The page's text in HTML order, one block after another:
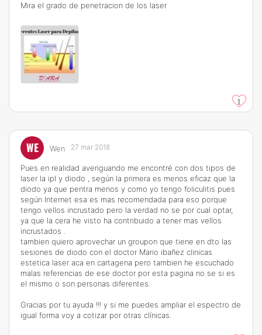
Mira el grado de penetracion de los laser
1
WE Wen 27 mar 2018
Pues en realidad averiguando me encontré con dos tipos de
laser la ipl y diodo , según la primera es menos eficaz que la
diodo ya que pentra menos y como yo tengo foliculitis pues
según Internet esa es mas recomendada para eso porque
tengo vellos incrustado pero la verdad no se por cual optar,
ya que la cera he visto ha contribuido a tener mas vellos
incrustados .
tambien quiero aprovechar un groupon que tiene en dto las
sesiones de diodo con el doctor Mario ibañez clinicas
estetica laser aca en cartagena pero tambien he escuchado
malas referencias de ese doctor por esta pagina no se si es
el mismo o son personas diferentes.
Gracias por tu ayuda !!! y si me puedes ampliar el espectro de
igual forma voy a cotizar por otras clínicas.